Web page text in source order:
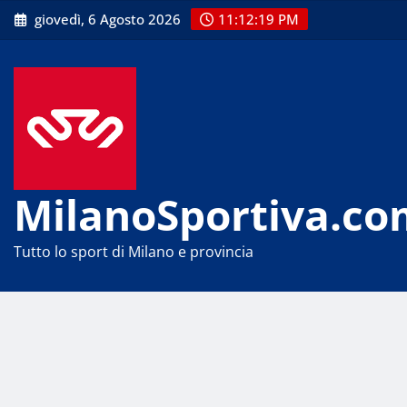
Skip
to
giovedì, 6 Agosto 2026 11:12:19 PM
Tutto lo sport di Milano e provincia